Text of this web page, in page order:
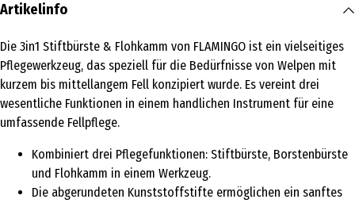
Artikelinfo
Die 3in1 Stiftbürste & Flohkamm von FLAMINGO ist ein vielseitiges
Pflegewerkzeug, das speziell für die Bedürfnisse von Welpen mit
kurzem bis mittellangem Fell konzipiert wurde. Es vereint drei
wesentliche Funktionen in einem handlichen Instrument für eine
umfassende Fellpflege.
Kombiniert drei Pflegefunktionen: Stiftbürste, Borstenbürste
und Flohkamm in einem Werkzeug.
Die abgerundeten Kunststoffstifte ermöglichen ein sanftes